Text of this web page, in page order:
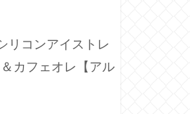
リコンアイストレ
カフェオレ【アル